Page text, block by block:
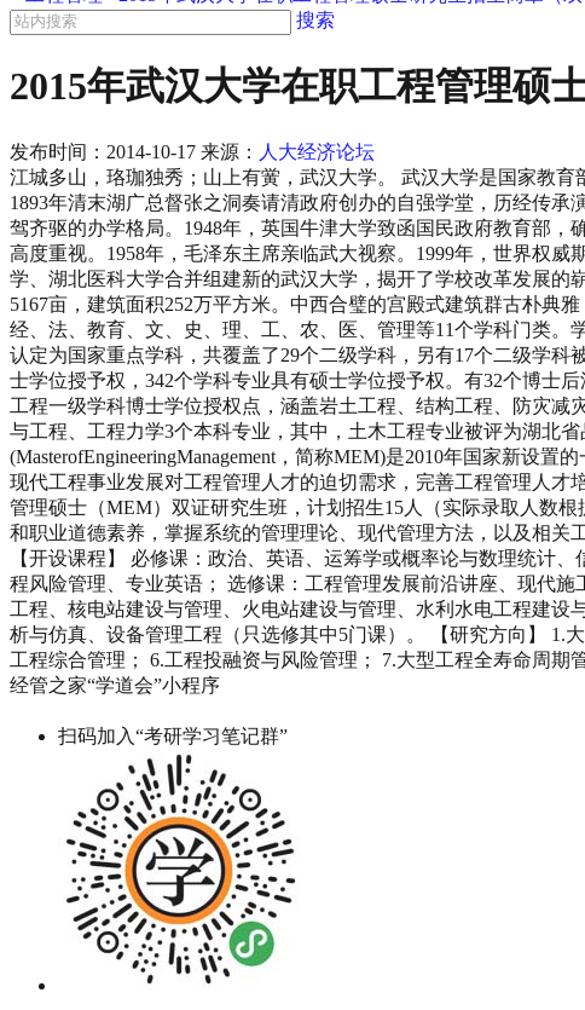
搜索
2015年武汉大学在职工程管理硕
发布时间： 2014-10-17 来源： 人大经济论坛
江城多山，珞珈独秀；山上有黉，武汉大学。 武汉大学是国家教
1893年清末湖广总督张之洞奏请清政府创办的自强学堂，历经传
驾齐驱的办学格局。1948年，英国牛津大学致函国民政府教育部
高度重视。1958年，毛泽东主席亲临武大视察。1999年，世界权
学、湖北医科大学合并组建新的武汉大学，揭开了学校改革发展
5167亩，建筑面积252万平方米。中西合璧的宫殿式建筑群古朴典
经、法、教育、文、史、理、工、农、医、管理等11个学科门类
认定为国家重点学科，共覆盖了29个二级学科，另有17个二级学
士学位授予权，342个学科专业具有硕士学位授予权。有32个博士
工程一级学科博士学位授权点，涵盖岩土工程、结构工程、防灾
与工程、工程力学3个本科专业，其中，土木工程专业被评为湖北
(MasterofEngineeringManagement，简称MEM)是2010年国家新设
现代工程事业发展对工程管理人才的迫切需求，完善工程管理人
管理硕士（MEM）双证研究生班，计划招生15人（实际录取人数
和职业道德素养，掌握系统的管理理论、现代管理方法，以及相关
【开设课程】 必修课：政治、英语、运筹学或概率论与数理统计
程风险管理、专业英语； 选修课：工程管理发展前沿讲座、现代
工程、核电站建设与管理、火电站建设与管理、水利水电工程建
析与仿真、设备管理工程（只选修其中5门课）。 【研究方向】 1.
工程综合管理； 6.工程投融资与风险管理； 7.大型工程全寿命周期
经管之家“学道会”小程序
扫码加入“考研学习笔记群”